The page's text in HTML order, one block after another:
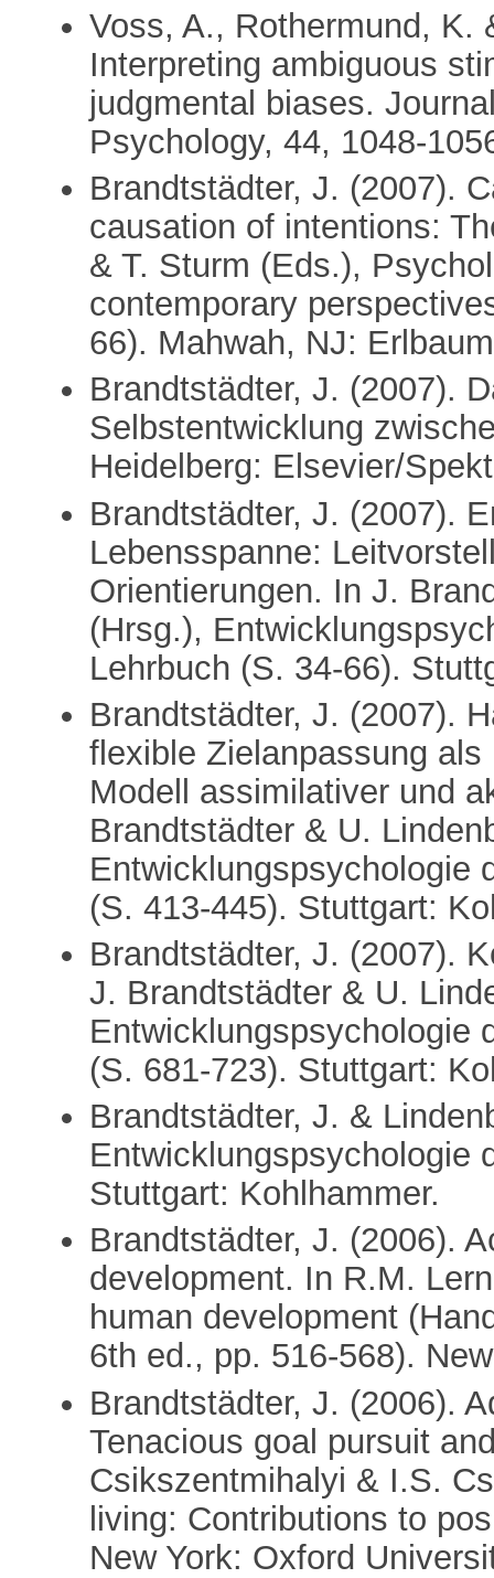
Voss, A., Rothermund, K.
Interpreting ambiguous
judgmental biases.
Psychology, 44, 1048-
Brandtstädter, J. (2007).
causation of intentions:
& T. Sturm (Eds.),
contemporary
66). Mahwah, NJ:
Brandtstädter, J. (2007).
Selbstentwicklung
Heidelberg: Elsevier/
Brandtstädter, J. (2007).
Lebensspanne:
Orientierungen. In J.
(Hrsg.),
Lehrbuch (S. 34-66).
Brandtstädter, J. (2007).
flexible Zielanpassung
Modell assimilativer und
Brandtstädter & U.
Entwicklungspsychologie
(S. 413-445). Stuttgart:
Brandtstädter, J. (2007).
J. Brandtstädter & U.
Entwicklungspsychologie
(S. 681-723). Stuttgart:
Brandtstädter, J. &
Entwicklungspsychologie
Stuttgart: Kohlhammer.
Brandtstädter, J. (2006).
development. In R.M.
human development
6th ed., pp. 516-568).
Brandtstädter, J. (2006).
Tenacious goal pursuit
Csikszentmihalyi & I.S.
living: Contributions to
New York: Oxford